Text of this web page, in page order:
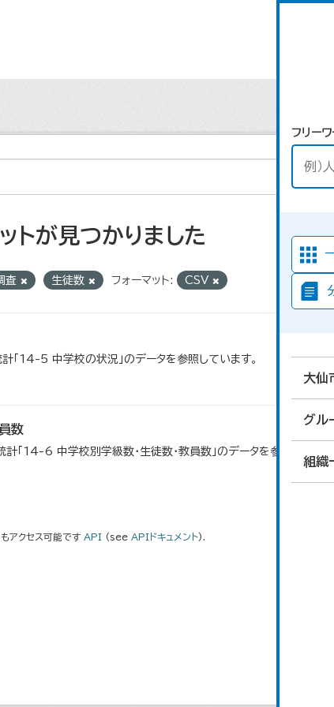
フリー
大仙
グル
組織
トが見つかりました
査 生徒数 フォーマット: CSV
「14-5 中学校の状況」のデータを参照しています。
数
「14-6 中学校別学級数・生徒数・教員数」のデータを参照していま
アクセス可能です API (see APIドキュメント).